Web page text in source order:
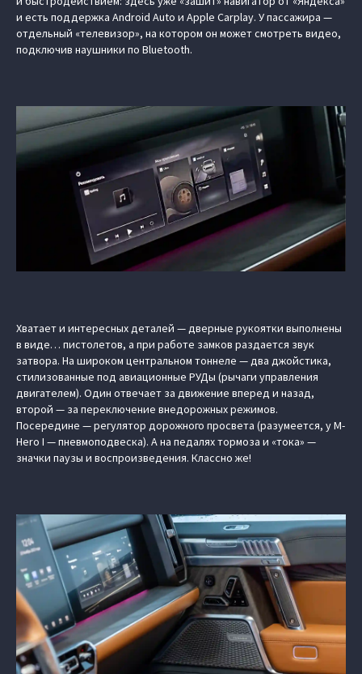
и есть поддержка Android Auto и Apple Carplay. У пассажира —
отдельный «телевизор», на котором он может смотреть видео,
подключив наушники по Bluetooth.
Хватает и интересных деталей — дверные рукоятки выполнены
в виде… пистолетов, а при работе замков раздается звук
затвора. На широком центральном тоннеле — два джойстика,
стилизованные под авиационные РУДы (рычаги управления
двигателем). Один отвечает за движение вперед и назад,
второй — за переключение внедорожных режимов.
Посередине — регулятор дорожного просвета (разумеется, у M-
Hero I — пневмоподвеска). А на педалях тормоза и «тока» —
значки паузы и воспроизведения. Классно же!